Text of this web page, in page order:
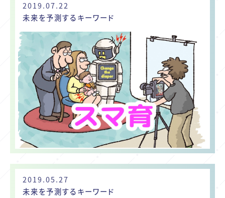
2019.07.22
未来を予測するキーワード
2019.05.27
未来を予測するキーワード